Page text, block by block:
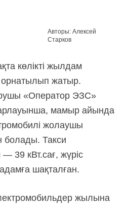
Авторы: Алексей
Старков
көлікті жылдам
орнатылып жатыр.
«Оператор ЭЗС»
мамыр айында
жолаушы
болады. Такси
39 кВт.сағ, жүріс
шақталған.
жылына